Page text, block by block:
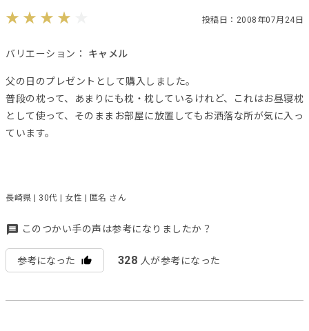
投稿日：2008年07月24日
バリエーション： キャメル
父の日のプレゼントとして購入しました。
普段の枕って、あまりにも枕・枕しているけれど、これはお昼寝枕
として使って、そのままお部屋に放置してもお洒落な所が気に入っ
ています。
長崎県 | 30代 | 女性 | 匿名 さん
このつかい手の声は参考になりましたか？
参考になった 328 人が参考になった